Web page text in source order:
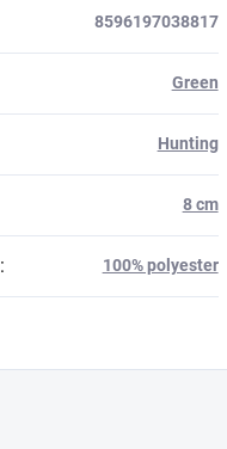
8596197038817
Green
Hunting
8 cm
: 100% polyester